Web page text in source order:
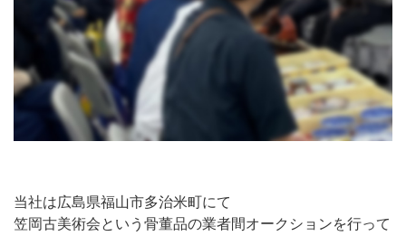
当社は広島県福山市多治米町にて
笠岡古美術会という骨董品の業者間オークションを行って